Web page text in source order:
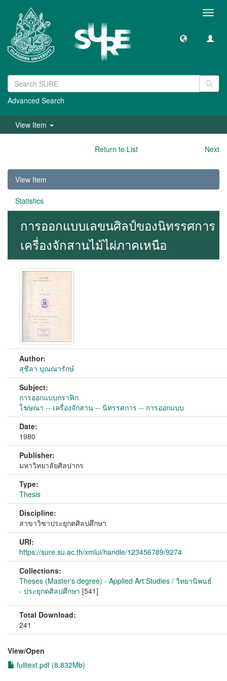
Advanced Search
View Item
Return to List Next
View Item
Statistics
การออกแบบเลขนศิลป์ของนิทรรศการ
เครื่องจักสานไม้ไผ่ภาคเหนือ
Author:
สุชีลา บุณณารักษ์
Subject:
การออกแบบกราฟิก
โฆษณา -- เครื่องจักสาน -- นิทรรศการ -- การออกแบบ
Date:
1980
Publisher:
มหาวิทยาลัยศิลปากร
Type:
Thesis
Discipline:
สาขาวิชาประยุกตศิลปศึกษา
URI:
https://sure.su.ac.th/xmlui/handle/123456789/9274
Collections:
Theses (Master's degree) - Applied Art Studies / วิทยานิพนธ์
- ประยุกตศิลปศึกษา [541]
Total Download:
241
View/Open
fulltext.pdf (8.832Mb)